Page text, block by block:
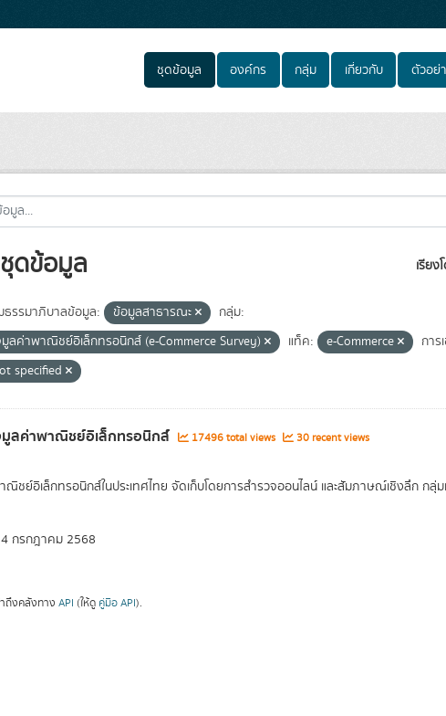
ชุดข้อมูล องค์กร กลุ่ม เกี่ยวกับ ตัวอย่
เรียง
ดข้อมูล
รรมาภิบาลข้อมูล: ข้อมูลสาธารณะ
กลุ่ม:
ลค่าพาณิชย์อิเล็กทรอนิกส์ (e-Commerce Survey)
แท็ค: e-Commerce การ
specified
มูลค่าพาณิชย์อิเล็กทรอนิกส์ 17496 total views 30 recent views
ชย์อิเล็กทรอนิกส์ในประเทศไทย จัดเก็บโดยการสำรวจออนไลน์ และสัมภาษณ์เชิงลึก กลุ่
กรกฎาคม 2568
ถึงคลังทาง API (ให้ดู คู่มือ API).